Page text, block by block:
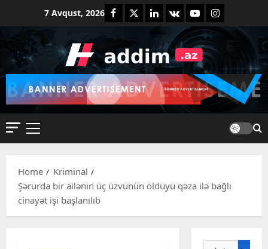
7 Avqust, 2026 Facebook
TwitterLinkedin
VK YoutubeInstagram
Primary
Home
Kriminal
Şərurda bir ailənin üç üzvünün öldüyü qəza ilə bağlı
cinayət işi başlanılıb